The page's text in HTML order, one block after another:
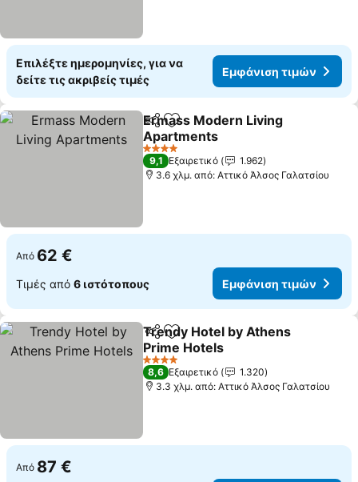
Επιλέξτε ημερομηνίες, για να
δείτε τις ακριβείς τιμές
Εμφάνιση τιμών
Κοινοποίηση
Προσθήκη στα αγαπημένα
Ermass Modern Living
Apartments
4 Αστέρια
9,1 Εξαιρετικό
1.962
3.6 χλμ. από: Αττικό Άλσος Γαλατσίου
Από 62 €
Τιμές από 6 ιστότοπους Εμφάνιση τιμών
Κοινοποίηση
Προσθήκη στα αγαπημένα
Trendy Hotel by Athens
Prime Hotels
4 Αστέρια
8,6 Εξαιρετικό
1.320
3.3 χλμ. από: Αττικό Άλσος Γαλατσίου
Από 87 €